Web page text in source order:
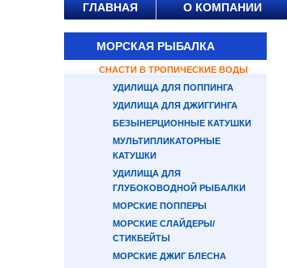
ГЛАВНАЯ О КОМПАНИИ
МОРСКАЯ РЫБАЛКА
СНАСТИ В ТРОПИЧЕСКИЕ ВОДЫ
УДИЛИЩА ДЛЯ ПОППИНГА
УДИЛИЩА ДЛЯ ДЖИГГИНГА
БЕЗЫНЕРЦИОННЫЕ КАТУШКИ
МУЛЬТИПЛИКАТОРНЫЕ
КАТУШКИ
УДИЛИЩА ДЛЯ
ГЛУБОКОВОДНОЙ РЫБАЛКИ
МОРСКИЕ ПОППЕРЫ
МОРСКИЕ СЛАЙДЕРЫ/
СТИКБЕЙТЫ
МОРСКИЕ ДЖИГ БЛЕСНА